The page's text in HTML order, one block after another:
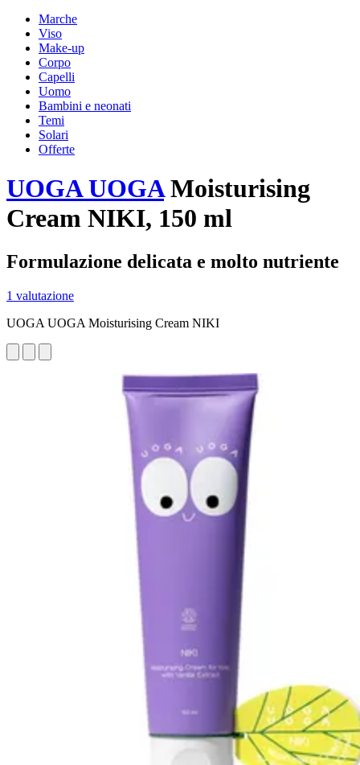
Marche
Viso
Make-up
Corpo
Capelli
Uomo
Bambini e neonati
Temi
Solari
Offerte
UOGA UOGAMoisturising
Cream NIKI, 150 ml
Formulazione delicata e molto nutriente
1 valutazione
UOGA UOGA Moisturising Cream NIKI